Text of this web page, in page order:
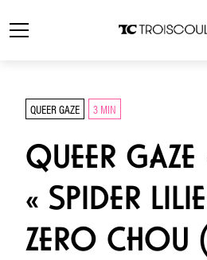
QUEER GAZE 3 MIN
QUEER GAZE
« SPIDER
ZERO